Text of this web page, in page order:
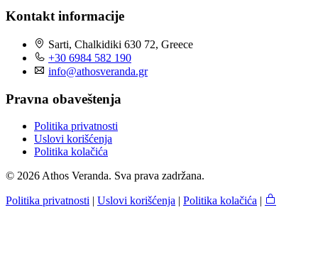
Kontakt informacije
Sarti, Chalkidiki 630 72, Greece
+30 6984 582 190
info@athosveranda.gr
Pravna obaveštenja
Politika privatnosti
Uslovi korišćenja
Politika kolačića
© 2026 Athos Veranda. Sva prava zadržana.
Politika privatnosti | Uslovi korišćenja | Politika kolačića |